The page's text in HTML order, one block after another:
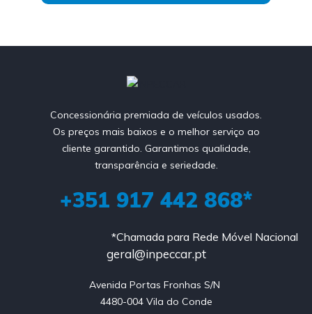
Concessionária premiada de veículos usados.
Os preços mais baixos e o melhor serviço ao
cliente garantido. Garantimos qualidade,
transparência e seriedade.
+351 917 442 868*
*Chamada para Rede Móvel Nacional
geral@inpeccar.pt
Avenida Portas Fronhas S/N
4480-004 Vila do Conde